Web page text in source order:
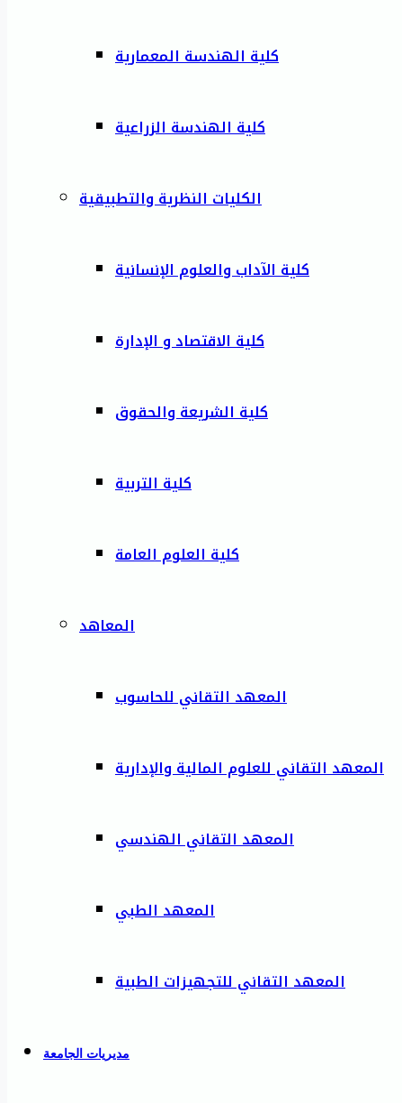
كلية الهندسة المعمارية
كلية الهندسة الزراعية
الكليات النظرية والتطبيقية
كلية الآداب والعلوم الإنسانية
كلية الاقتصاد و الإدارة
كلية الشريعة والحقوق
كلية التربية
كلية العلوم العامة
المعاهد
المعهد التقاني للحاسوب
المعهد التقاني للعلوم المالية والإدارية
المعهد التقاني الهندسي
المعهد الطبي
المعهد التقاني للتجهيزات الطبية
مديريات الجامعة